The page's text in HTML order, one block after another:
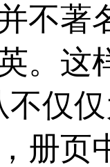
不著
。这
不仅
册页